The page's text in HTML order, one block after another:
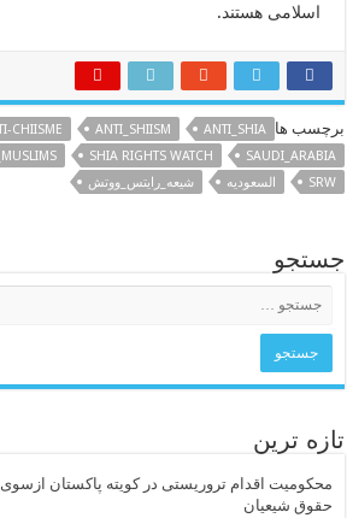
اسلامی هستند.
برچسب ها ANTI_SHIA
ANTI_SHIISM
CHIISME
SAUDI_ARABIA
SHIA RIGHTS WATCH
SRW
السعودیه شیعه_رایتس_ووتش
جستجو
تازه ترین
محکومیت اقدام تروریستی در کویته پاکستان
حقوق شیعیان